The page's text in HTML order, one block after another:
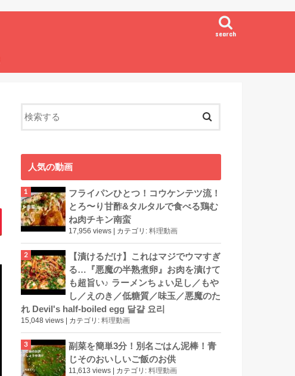
search
人気の動画
フライパンひとつ！コウケンテツ流！
とろ〜り甘酢&タルタルで食べる鶏む
ね肉チキン南蛮
17,956 views | カテゴリ: 料理動画
【漬けるだけ】これはマジでウマすぎ
る…『悪魔の半熟煮卵』お肉を漬けて
も超旨い♪ ラーメンちょい足し／もや
し／えのき／低糖質／味玉／悪魔のた
れ Devil's half-boiled egg 달걀 요리
15,048 views カテゴリ: 料理動画
副菜を簡単3分！別名ごはん泥棒！青
じそのおいしいご飯のお供
11,613 views カテゴリ: 料理動画